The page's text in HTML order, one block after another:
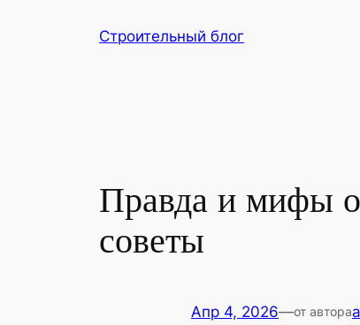
Строительный блог
Правда и мифы о
советы
Апр 4, 2026—от автора